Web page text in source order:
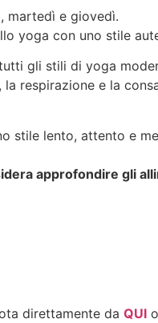
martedì e giovedì.
yoga con uno stile
gli stili di yoga
respirazione e la
stile lento, attento e
approfondire gli
direttamente da QUI